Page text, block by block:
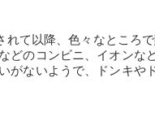
て以降、色々なところ
どのコンビニ、イオンな
がないようで、ドンキや